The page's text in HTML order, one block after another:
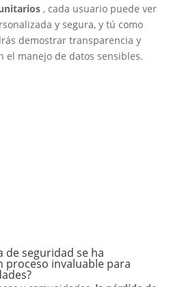
, cada usuario puede ver
y segura, y tú como
demostrar transparencia y
el manejo de datos sensibles.
de seguridad se ha
proceso invaluable para